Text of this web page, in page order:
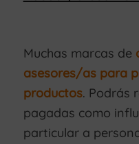
Muchas marcas de
asesores/as para
productos. Podrás
pagadas como
particular a